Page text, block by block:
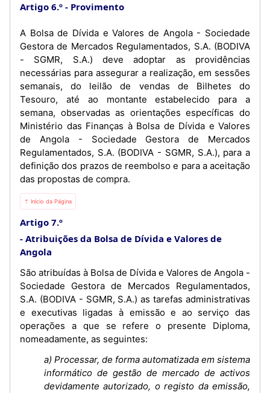
Artigo 6.º Provimento
A Bolsa de Dívida e Valores de Angola - Sociedade
Gestora de Mercados Regulamentados, S.A. (BODIVA
- SGMR, S.A.) deve adoptar as providências
necessárias para assegurar a realização, em sessões
semanais, do leilão de vendas de Bilhetes do
Tesouro, até ao montante estabelecido para a
semana, observadas as orientações específicas do
Ministério das Finanças à Bolsa de Dívida e Valores
de Angola - Sociedade Gestora de Mercados
Regulamentados, S.A. (BODIVA - SGMR, S.A.), para a
definição dos prazos de reembolso e para a aceitação
das propostas de compra.
⇡ Início da Página
Artigo 7.º
Atribuições da Bolsa de Dívida e Valores de
Angola
São atribuídas à Bolsa de Dívida e Valores de Angola -
Sociedade Gestora de Mercados Regulamentados,
S.A. (BODIVA - SGMR, S.A.) as tarefas administrativas
e executivas ligadas à emissão e ao serviço das
operações a que se refere o presente Diploma,
nomeadamente, as seguintes:
a) Processar, de forma automatizada em sistema
informático de gestão de mercado de activos
devidamente autorizado, o registo da emissão,